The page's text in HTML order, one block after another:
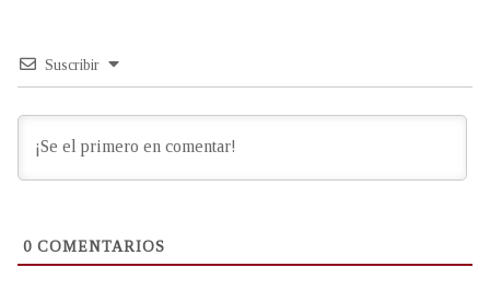
Suscribir
0 COMENTARIOS